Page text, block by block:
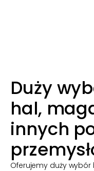
Duży
hal,
innych
Oferujemy duży